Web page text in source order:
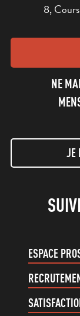
8,
NE
JE
ESPACE